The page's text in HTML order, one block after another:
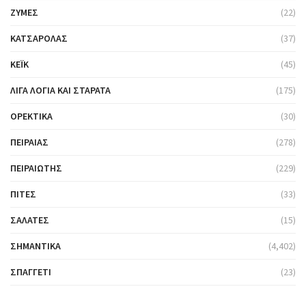
ΖΎΜΕΣ (22)
ΚΑΤΣΑΡΌΛΑΣ (37)
ΚΈΙΚ (45)
ΛΊΓΑ ΛΌΓΙΑ ΚΑΙ ΣΤΑΡΆΤΑ (175)
ΟΡΕΚΤΙΚΆ (30)
ΠΕΙΡΑΙΆΣ (278)
ΠΕΙΡΑΙΏΤΗΣ (229)
ΠΊΤΕΣ (33)
ΣΑΛΆΤΕΣ (15)
ΣΗΜΑΝΤΙΚΆ (4,402)
ΣΠΑΓΓΈΤΙ (23)